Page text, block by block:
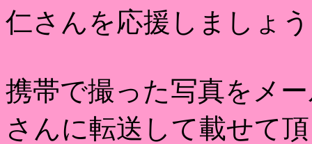
仁さんを応援しましょう
携帯で撮った写真をメ
さんに転送して載せて